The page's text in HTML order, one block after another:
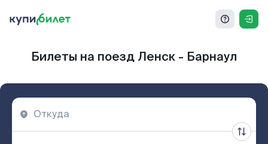
Билеты на поезд Ленск - Барнаул